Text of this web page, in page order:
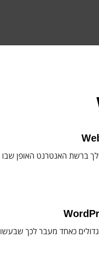
האנטרנט האופן שבו
כאחד מעבר לכך